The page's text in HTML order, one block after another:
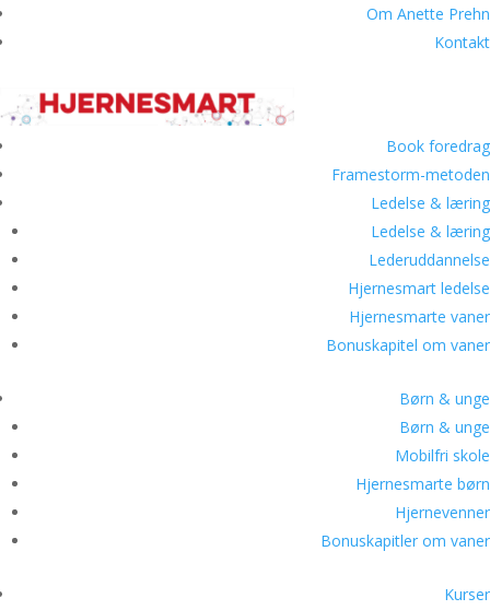
Om Anette Prehn
Kontakt
Book foredrag
Framestorm-metoden
Ledelse & læring
Ledelse & læring
Lederuddannelse
Hjernesmart ledelse
Hjernesmarte vaner
Bonuskapitel om vaner
Børn & unge
Børn & unge
Mobilfri skole
Hjernesmarte børn
Hjernevenner
Bonuskapitler om vaner
Kurser